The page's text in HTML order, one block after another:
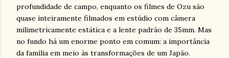
profundidade de campo, enquanto os filmes de Ozu são
quase inteiramente filmados em estúdio com câmera
milimetricamente estática e a lente padrão de 35mm. Mas
no fundo há um enorme ponto em comum: a importância
da família em meio às transformações de um Japão.